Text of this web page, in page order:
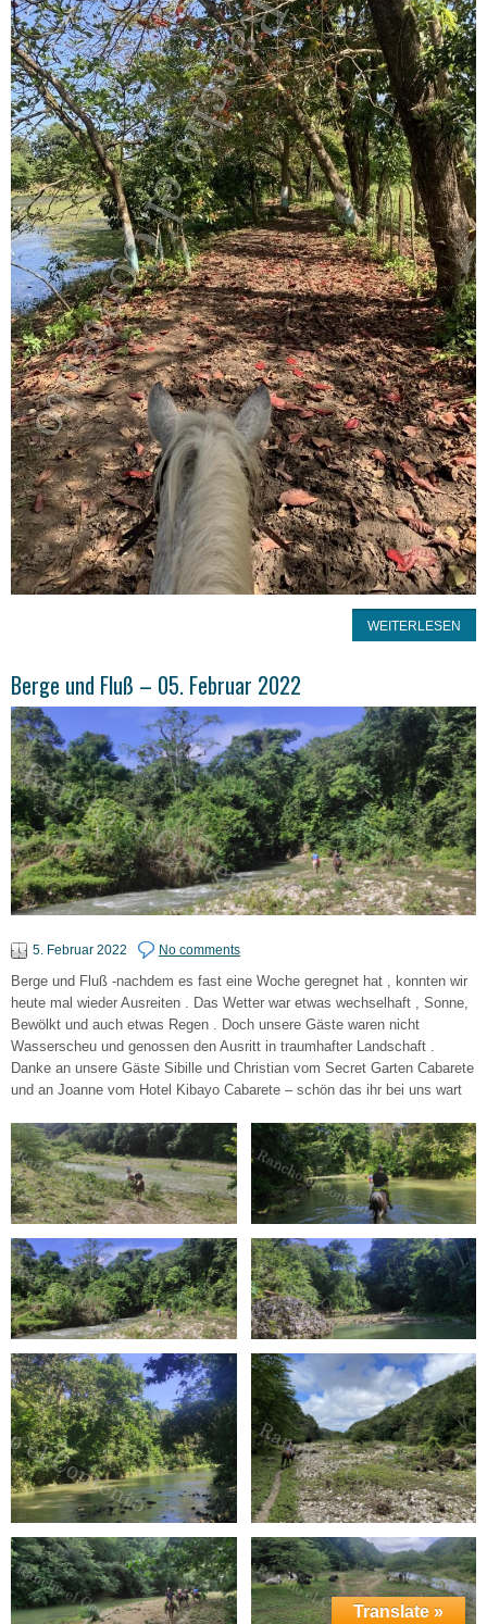
WEITERLESEN
Berge und Fluß – 05. Februar 2022
5. Februar 2022 No comments
Berge und Fluß -nachdem es fast eine Woche geregnet hat , konnten wir
heute mal wieder Ausreiten . Das Wetter war etwas wechselhaft , Sonne,
Bewölkt und auch etwas Regen . Doch unsere Gäste waren nicht
Wasserscheu und genossen den Ausritt in traumhafter Landschaft .
Danke an unsere Gäste Sibille und Christian vom Secret Garten Cabarete
und an Joanne vom Hotel Kibayo Cabarete – schön das ihr bei uns wart
Translate »